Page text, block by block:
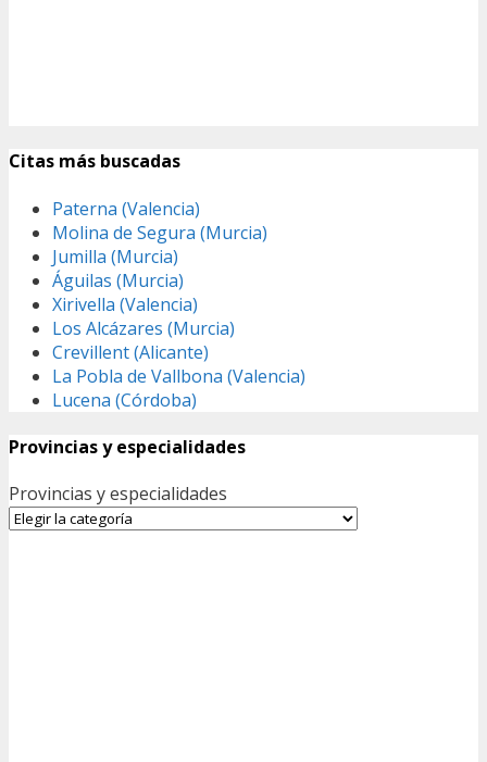
Citas más buscadas
Paterna (Valencia)
Molina de Segura (Murcia)
Jumilla (Murcia)
Águilas (Murcia)
Xirivella (Valencia)
Los Alcázares (Murcia)
Crevillent (Alicante)
La Pobla de Vallbona (Valencia)
Lucena (Córdoba)
Provincias y especialidades
Provincias y especialidades